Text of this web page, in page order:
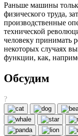
Раньше машины
физического труда,
производственные
технической
человеку принимать
некоторых случаях
функции, как,
Обсудим
?